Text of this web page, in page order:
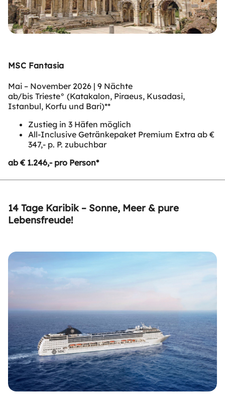
MSC Fantasia
Mai – November 2026 | 9 Nächte
ab/bis Trieste° (Katakalon, Piraeus, Kusadasi,
Istanbul, Korfu und Bari)**
Zustieg in 3 Häfen möglich
All-Inclusive Getränkepaket Premium Extra ab €
347,- p. P. zubuchbar
ab € 1.246,- pro Person*
14 Tage Karibik – Sonne, Meer & pure
Lebensfreude!